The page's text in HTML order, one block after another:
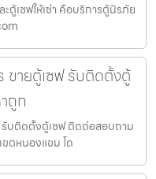
ตู้เซฟให้เช่า คือบริการตู้นิรภัย
ขายตู้เซฟ รับติดตั้งตู้
ถูก
รับติดตั้งตู้เซฟ ติดต่อสอบถาม
ขตหนองแขม โด